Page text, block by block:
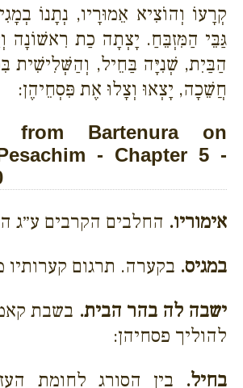
קְרָעוֹ וְהוֹצִיא אֵמוּרָיו, נְתָנוֹ
גַּבֵּי הַמִּזְבֵּחַ. יָצְתָה כַת רִאשׁוֹנָה
הַבַּיִת, שְׁנִיָּה בַּחֵיל, וְהַשְּׁלִישִׁית
חֲשֵׁכָה, יָצְאוּ וְצָלוּ אֶת פִּסְחֵיהֶן:
from Bartenura on
- Chapter 5 -
אימוריו. החלבים הקרבים ע״ג
במגיס. בקערה. תרגום קערותיו
ישבה לה בהר הבית. בשבת
להוליך פסחיהן:
בחיל. בין הסורג לחומת